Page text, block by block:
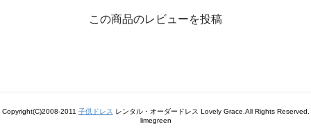
この商品のレビューを投稿
Copyright(C)2008-2011 子供ドレス レンタル・オーダードレス Lovely Grace.All Rights Reserved.
limegreen